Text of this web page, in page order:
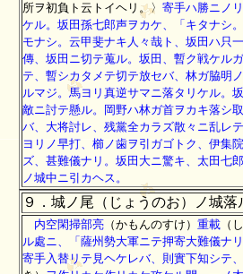
所ヲ初負ト云トイヘリ。〉 寄手ハ勝ニノ
ケル。坂田孫七郎声ヲカケ、「キタナシ
モナシ。云甲斐ナキ人々哉ト、坂田ハ只
傳、坂田ニ切テ蒐ル。坂田、暫ク戦ケル
テ、暫シカタメテ切テ放セバ、林ガ脇明
ルマジ。馬ヨリ真逆サマニ落タリケル。
敵ニ討テ懸ル。岡野ハ林ガ首ヲカキ落シ
バ、大将討レ、残黨全カラズ散々ニ乱レ
ヨリノ早打、櫛ノ歯ヲ引ガゴトク、伊集
ズ、甚難儀ナリ。坂田大ニ驚キ、太田七
ノ城中ニ引カヘス。
９．城ノ尾（じょうのお）ノ城落
内空閑掃部亮 （かもんのすけ） 重載 （
ル處ニ、「薩州勢大軍ニテ押寄大難儀ナ
寄手入替リテ見ヘケレバ、則實下知シテ